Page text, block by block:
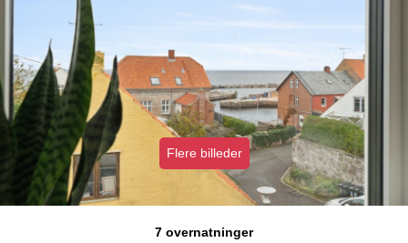
Flere billeder
7 overnatninger